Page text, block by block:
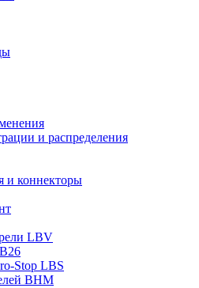
и распределения
и коннекторы
LBV
Stop LBS
BHM